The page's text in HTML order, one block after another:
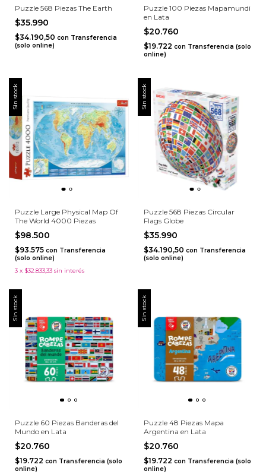
Puzzle 568 Piezas The Earth
$35.990
$34.190,50 con Transferencia
(solo online)
Puzzle 100 Piezas Mapamundi
en Lata
$20.760
$19.722 con Transferencia (solo
online)
Sin stock
Puzzle Large Physical Map Of
The World 4000 Piezas
$98.500
$93.575 con Transferencia
(solo online)
3 x $32.833,33 sin interés
Sin stock
Puzzle 568 Piezas Circular
Flags Globe
$35.990
$34.190,50 con Transferencia
(solo online)
Sin stock
Puzzle 60 Piezas Banderas del
Mundo en Lata
$20.760
$19.722 con Transferencia (solo
online)
Sin stock
Puzzle 48 Piezas Mapa
Argentina en Lata
$20.760
$19.722 con Transferencia (solo
online)